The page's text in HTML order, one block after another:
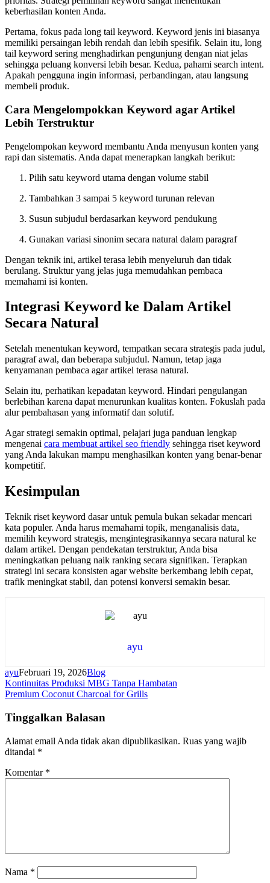
keberhasilan konten Anda.
Pertama, fokus pada long tail keyword. Keyword jenis ini biasanya
memiliki persaingan lebih rendah dan lebih spesifik. Selain itu, long
tail keyword sering menghadirkan pengunjung dengan niat jelas
sehingga peluang konversi lebih besar. Kedua, pahami search intent.
Apakah pengguna ingin informasi, perbandingan, atau langsung
membeli produk.
Cara Mengelompokkan Keyword agar Artikel
Lebih Terstruktur
Pengelompokan keyword membantu Anda menyusun konten yang
rapi dan sistematis. Anda dapat menerapkan langkah berikut:
Pilih satu keyword utama dengan volume stabil
Tambahkan 3 sampai 5 keyword turunan relevan
Susun subjudul berdasarkan keyword pendukung
Gunakan variasi sinonim secara natural dalam paragraf
Dengan teknik ini, artikel terasa lebih menyeluruh dan tidak
berulang. Struktur yang jelas juga memudahkan pembaca
memahami isi konten.
Integrasi Keyword ke Dalam Artikel
Secara Natural
Setelah menentukan keyword, tempatkan secara strategis pada judul,
paragraf awal, dan beberapa subjudul. Namun, tetap jaga
kenyamanan pembaca agar artikel terasa natural.
Selain itu, perhatikan kepadatan keyword. Hindari pengulangan
berlebihan karena dapat menurunkan kualitas konten. Fokuslah pada
alur pembahasan yang informatif dan solutif.
Agar strategi semakin optimal, pelajari juga panduan lengkap
mengenai cara membuat artikel seo friendly sehingga riset keyword
yang Anda lakukan mampu menghasilkan konten yang benar-benar
kompetitif.
Kesimpulan
Teknik riset keyword dasar untuk pemula bukan sekadar mencari
kata populer. Anda harus memahami topik, menganalisis data,
memilih keyword strategis, mengintegrasikannya secara natural ke
dalam artikel. Dengan pendekatan terstruktur, Anda bisa
meningkatkan peluang naik ranking secara signifikan. Terapkan
strategi ini secara konsisten agar website berkembang lebih cepat,
trafik meningkat stabil, dan potensi konversi semakin besar.
ayu
ayuFebruari 19, 2026Blog
Navigasi
pos
Kontinuitas Produksi MBG Tanpa Hambatan
Premium Coconut Charcoal for Grills
Tinggalkan Balasan
Alamat email Anda tidak akan dipublikasikan. Ruas yang wajib
ditandai *
Komentar *
Nama *